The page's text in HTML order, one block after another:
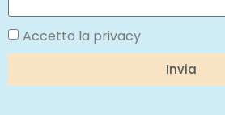
Accetto la privacy
Invia